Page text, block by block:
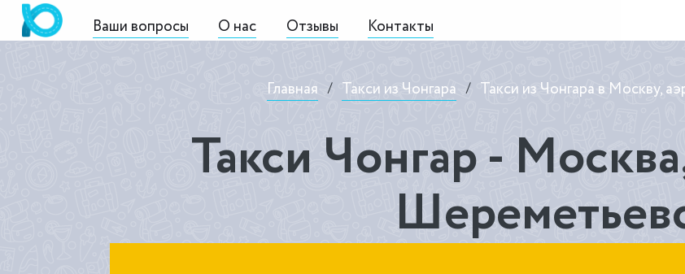
Ваши вопросы О нас Отзывы Контакты
Главная / Такси из Чонгара / Такси из Чонгара в Москву,
Такси Чонгар -